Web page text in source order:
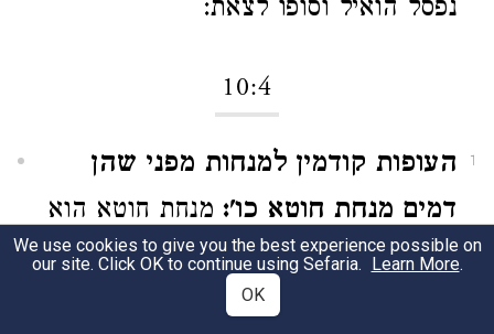
נפסל הואיל וסופו לצאת:
10:4
1
העופות קודמין למנחות מפני שהן
דמים מנחת חוטא כו': מנחת חוטא הוא
עשירית האיפה שמקריבה העני על
טומאת מקדש וקדשיו או שבועת העדות
We use cookies to give you the best experience possible on
our site. Click OK to continue using Sefaria. Learn More.
OK